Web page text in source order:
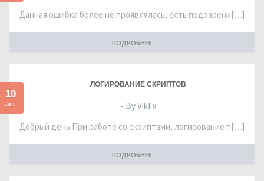
Данная ошибка более не проявлялась, есть подозрени[…]
ПОДРОБНЕЕ
10
авг
ЛОГИРОВАНИЕ СКРИПТОВ
- By VikFx
Добрый день При работе со скриптами, логирование п[…]
ПОДРОБНЕЕ